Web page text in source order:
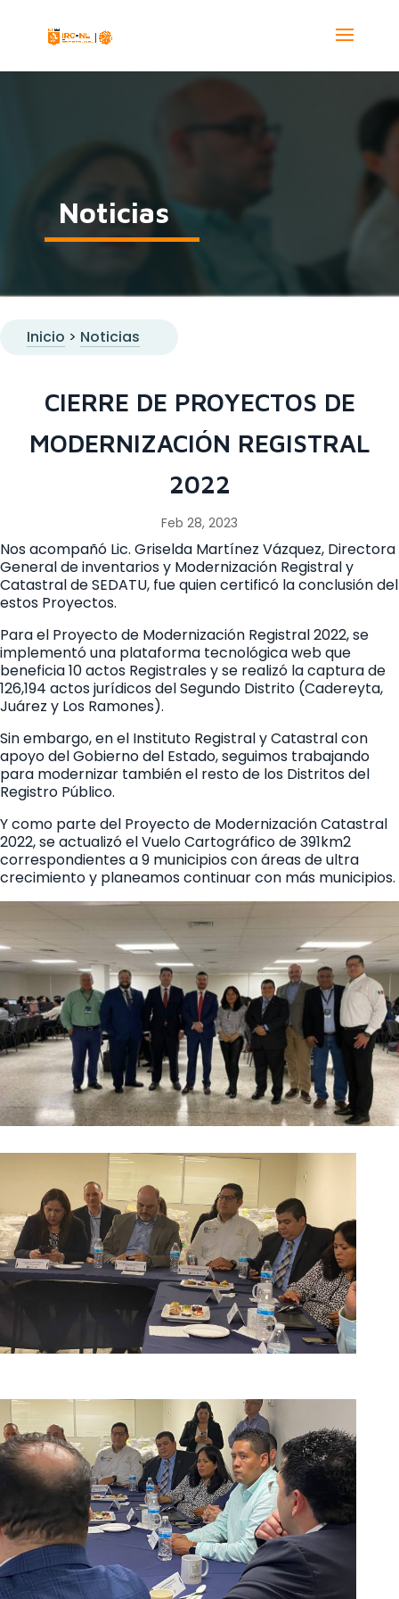
Noticias
Inicio > Noticias
CIERRE DE PROYECTOS DE
MODERNIZACIÓN REGISTRAL
2022
Feb 28, 2023
Nos acompañó Lic. Griselda Martínez Vázquez, Directora
General de inventarios y Modernización Registral y
Catastral de SEDATU, fue quien certificó la conclusión del
estos Proyectos.
Para el Proyecto de Modernización Registral 2022, se
implementó una plataforma tecnológica web que
beneficia 10 actos Registrales y se realizó la captura de
126,194 actos jurídicos del Segundo Distrito (Cadereyta,
Juárez y Los Ramones).
Sin embargo, en el Instituto Registral y Catastral con
apoyo del Gobierno del Estado, seguimos trabajando
para modernizar también el resto de los Distritos del
Registro Público.
Y como parte del Proyecto de Modernización Catastral
2022, se actualizó el Vuelo Cartográfico de 391km2
correspondientes a 9 municipios con áreas de ultra
crecimiento y planeamos continuar con más municipios.